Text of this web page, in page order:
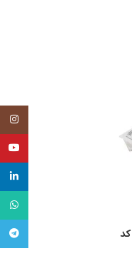
نوار تست سختی آب Hach کد